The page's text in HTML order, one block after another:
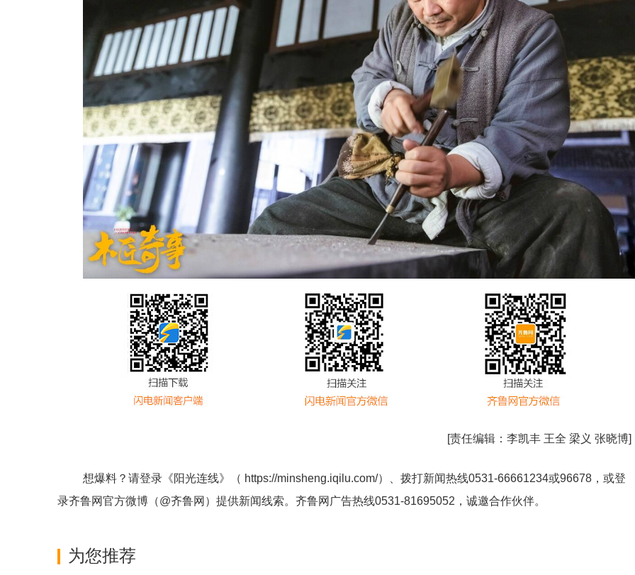
[责任编辑： 李凯丰 王全 梁义 张晓博]
想爆料？请登录《阳光连线》（ https://minsheng.iqilu.com/）、拨打新闻热线0531-66661234或96678，或登
录齐鲁网官方微博（@齐鲁网 ）提供新闻线索。齐鲁网广告热线0531-81695052 ，诚邀合作伙伴。
为您推荐